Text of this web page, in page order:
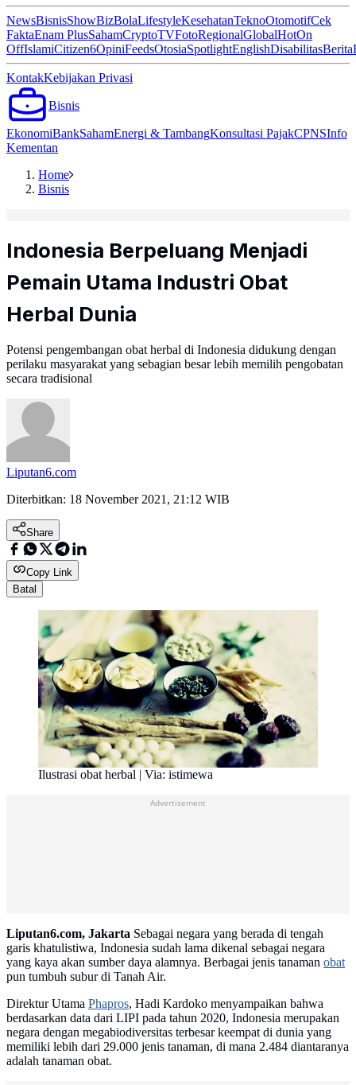
NewsBisnisShowBizBolaLifestyleKesehatanTeknoOtomotifCek
FaktaEnam PlusSahamCryptoTVFotoRegionalGlobalHotOn
OffIslamiCitizen6OpiniFeedsOtosiaSpotlightEnglishDisabilitasBerita
KontakKebijakan Privasi
Bisnis
EkonomiBankSahamEnergi & TambangKonsultasi PajakCPNSInfo
Kementan
Home
Bisnis
Indonesia Berpeluang Menjadi
Pemain Utama Industri Obat
Herbal Dunia
Potensi pengembangan obat herbal di Indonesia didukung dengan
perilaku masyarakat yang sebagian besar lebih memilih pengobatan
secara tradisional
Liputan6.com
Diterbitkan: 18 November 2021, 21:12 WIB
Share
Copy Link
Batal
Ilustrasi obat herbal | Via: istimewa
Advertisement
Liputan6.com, Jakarta Sebagai negara yang berada di tengah
garis khatulistiwa, Indonesia sudah lama dikenal sebagai negara
yang kaya akan sumber daya alamnya. Berbagai jenis tanaman obat
pun tumbuh subur di Tanah Air.
Direktur Utama Phapros, Hadi Kardoko menyampaikan bahwa
berdasarkan data dari LIPI pada tahun 2020, Indonesia merupakan
negara dengan megabiodiversitas terbesar keempat di dunia yang
memiliki lebih dari 29.000 jenis tanaman, di mana 2.484 diantaranya
adalah tanaman obat.